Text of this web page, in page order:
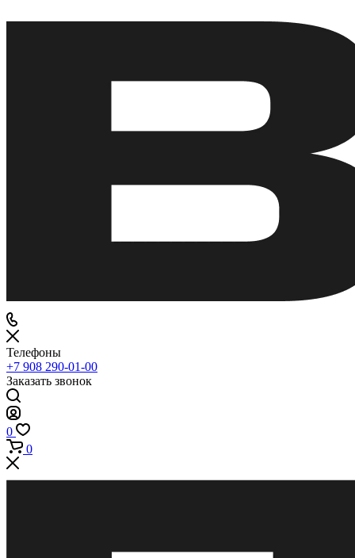
Телефоны
+7 908 290-01-00
Заказать звонок
0
0